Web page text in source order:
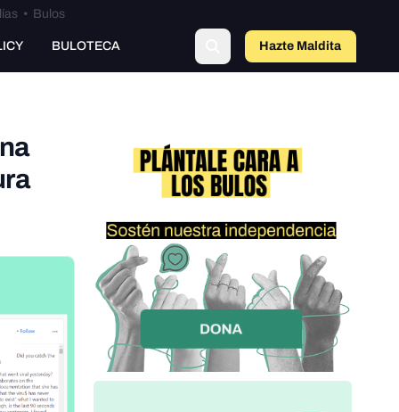
• Bulos
BULOTECA Hazte Maldito